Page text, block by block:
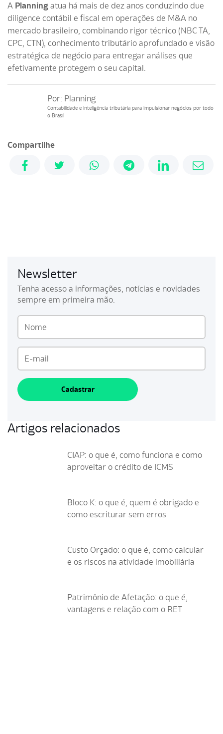
A Planning atua há mais de dez anos conduzindo due
diligence contábil e fiscal em operações de M&A no
mercado brasileiro, combinando rigor técnico (NBC TA,
CPC, CTN), conhecimento tributário aprofundado e visão
estratégica de negócio para entregar análises que
efetivamente protegem o seu capital.
Por: Planning
Contabilidade e inteligência tributária para impulsionar negócios por todo
o Brasil
Compartilhe
Newsletter
Tenha acesso a informações, notícias e novidades
sempre em primeira mão.
Cadastrar
Artigos relacionados
CIAP: o que é, como funciona e como
aproveitar o crédito de ICMS
Bloco K: o que é, quem é obrigado e
como escriturar sem erros
Custo Orçado: o que é, como calcular
e os riscos na atividade imobiliária
Patrimônio de Afetação: o que é,
vantagens e relação com o RET